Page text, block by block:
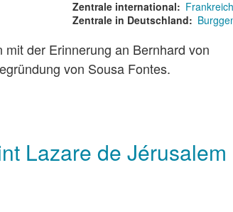
Zentrale international
Zentrale in Deutschland
der Erinnerung an Bernhard von
von Sousa Fontes.
Lazare de Jérusalem